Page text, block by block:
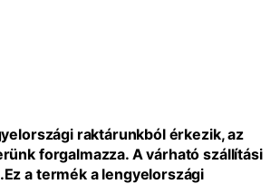
raktárunkból érkezik, az
forgalmazza. A várható szállítási
Ez a termék a lengyelországi